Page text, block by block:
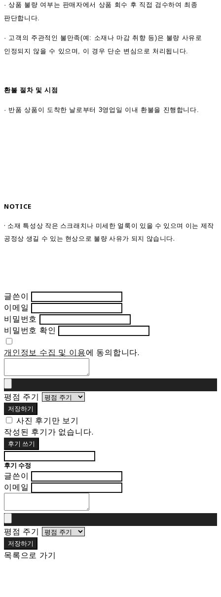
·상품 불량 여부는 판매자에서 상품 회수 후 직접 검수하여 최종
판단합니다.
· 고객의 주관적인 불만족(예: 소재나 마감 취향 등)은 불량 사유로
인정되지 않을 수 있으며, 이 경우 단순 변심으로 처리됩니다.
환불 절차 및 시점
· 반품 상품이 도착한 날로부터 3영업일 이내 환불을 진행합니다.
NOTICE
· 소재 특성상 작은 스크래치나 미세한 얼룩이 있을 수 있으며 이는 제작
공정상 생길 수 있는 현상으로 불량 사유가 되지 않습니다.
글쓴이
이메일
비밀번호
비밀번호 확인
개인정보 수집 및 이용에 동의합니다.
평점 주기
저장하기
사진 후기만 보기
작성된 후기가 없습니다.
후기 쓰기
후기 수정
글쓴이
이메일
평점 주기
저장하기
목록으로 가기